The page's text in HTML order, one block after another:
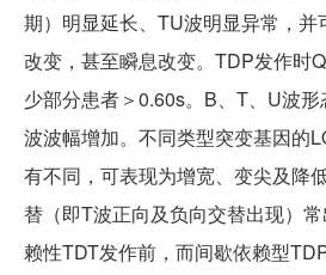
期）明显延长、TU波明显异常，并
改变，甚至瞬息改变。TDP发作时
少部分患者＞0.60s。B、T、U波
波波幅增加。不同类型突变基因的
有不同，可表现为增宽、变尖及降
替（即T波正向及负向交替出现）
赖性TDT发作前，而间歇依赖型